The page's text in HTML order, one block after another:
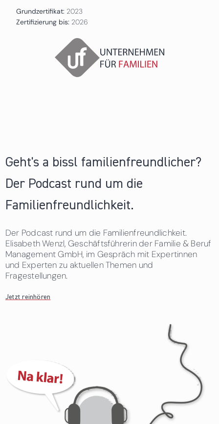
Grundzertifikat: 2023
Zertifizierung bis: 2026
Geht's a bissl familienfreundlicher?
Der Podcast rund um die
Familienfreundlichkeit.
Der Podcast rund um die Familienfreundlichkeit.
Elisabeth Wenzl, Geschäftsführerin der Familie & Beruf
Management GmbH, im Gespräch mit Expertinnen
und Experten zu aktuellen Themen und
Fragestellungen.
Jetzt reinhören